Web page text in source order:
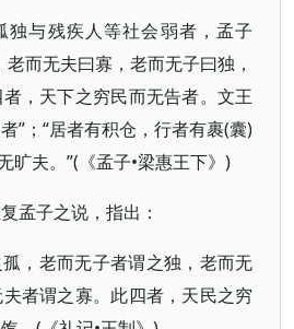
独与残疾人等社会弱者，孟子
而无夫曰寡，老而无子曰独，
，天下之穷民而无告者。文王
”；“居者有积仓，行者有裹(囊)
旷夫。”(《孟子•梁惠王下》)
孟子之说，指出：
，老而无子者谓之独，老而无
者谓之寡。此四者，天民之穷